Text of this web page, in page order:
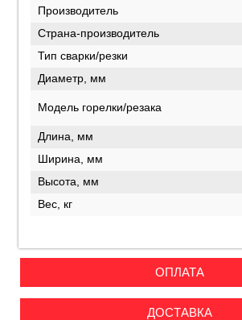
Производитель
Страна-производитель
Тип сварки/резки
Диаметр, мм
Модель горелки/резака
Длина, мм
Ширина, мм
Высота, мм
Вес, кг
ОПЛАТА
ДОСТАВКА